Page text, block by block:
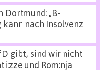
Dortmund: „B-
nach Insolvenz
gibt, sind wir nicht
und Rom:nja